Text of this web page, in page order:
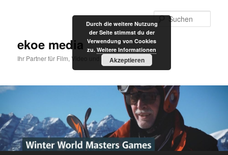
ekoe media
Ihr Partner für Film, Video und Internet
Durch die weitere Nutzung
der Seite stimmst du der
Verwendung von Cookies
zu. Weitere Informationen
Akzeptieren